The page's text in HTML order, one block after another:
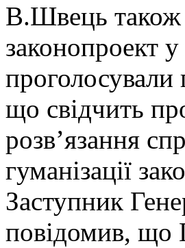
В.Швець також
законопроект
проголосували
що свідчить
розв’язання
гуманізації
Заступник
повідомив, що